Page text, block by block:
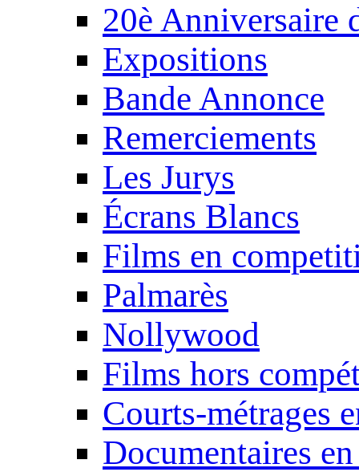
20è Anniversaire
Expositions
Bande Annonce
Remerciements
Les Jurys
Écrans Blancs
Films en
Palmarès
Nollywood
Films hors
Courts-métrages
Documentaires